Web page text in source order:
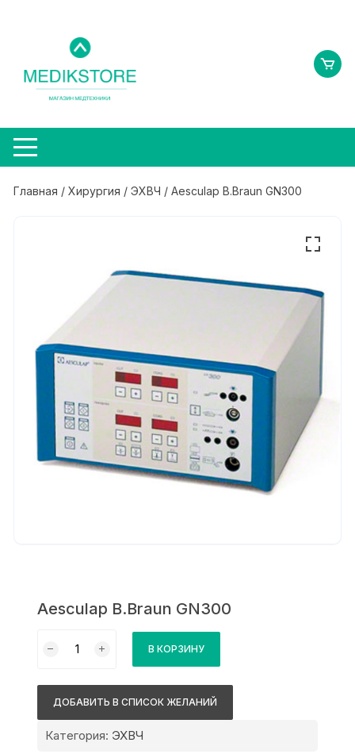
содержимому
Главная /Хирургия /ЭХВЧ / Aesculap B.Braun GN300
Aesculap B.Braun GN300
товара
В КОРЗИНУ
ДОБАВИТЬ В СПИСОК ЖЕЛАНИЙ
Категория: ЭХВЧ